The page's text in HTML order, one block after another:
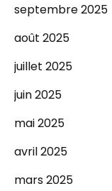
septembre 2025
août 2025
juillet 2025
juin 2025
mai 2025
avril 2025
mars 2025